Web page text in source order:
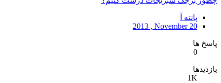
پانته آ
2013 , November 20
پاسخ ها
0
بازدیدها
1K